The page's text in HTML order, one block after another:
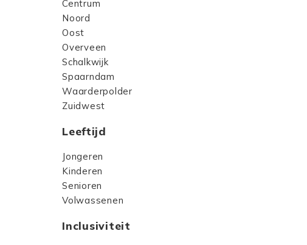
Centrum
Noord
Oost
Overveen
Schalkwijk
Spaarndam
Waarderpolder
Zuidwest
Leeftijd
Jongeren
Kinderen
Senioren
Volwassenen
Inclusiviteit